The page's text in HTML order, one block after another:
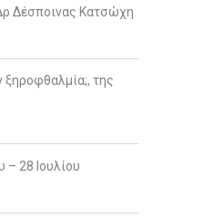
Δέσποινας Κατσώχη
ξηροφθαλμία;, της
– 28 Ιουλίου